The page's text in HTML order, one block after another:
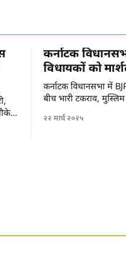
कर्नाटक
विधायकों को
कर्नाटक विधानसभा में
बीच भारी टकराव,
२२ मार्च २०२५